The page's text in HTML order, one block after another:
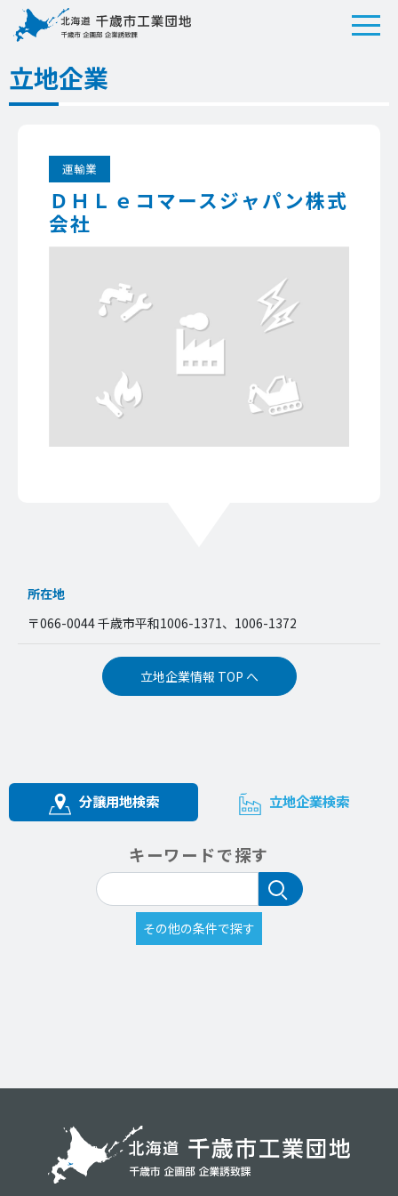
立地企業
運輸業
ＤＨＬｅコマースジャパン株式
会社
所在地
〒066-0044 千歳市平和1006-1371、1006-1372
立地企業情報 TOP へ
分譲用地検索 立地企業検索
キーワードで探す